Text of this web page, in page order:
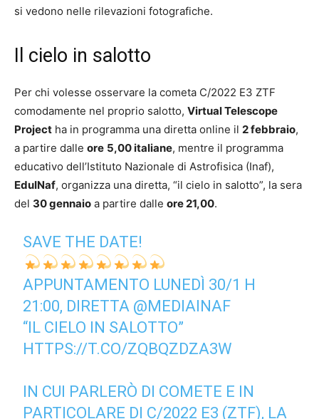
si vedono nelle rilevazioni fotografiche.
Il cielo in salotto
Per chi volesse osservare la cometa C/2022 E3 ZTF
comodamente nel proprio salotto, Virtual Telescope
Project ha in programma una diretta online il 2 febbraio,
a partire dalle ore 5,00 italiane, mentre il programma
educativo dell’Istituto Nazionale di Astrofisica (Inaf),
EduINaf, organizza una diretta, “il cielo in salotto”, la sera
del 30 gennaio a partire dalle ore 21,00.
SAVE THE DATE!
APPUNTAMENTO LUNEDÌ 30/1 H
21:00, DIRETTA @MEDIAINAF
“IL CIELO IN SALOTTO”
HTTPS://T.CO/ZQBQZDZA3W
IN CUI PARLERÒ DI COMETE E IN
PARTICOLARE DI C/2022 E3 (ZTF), LA